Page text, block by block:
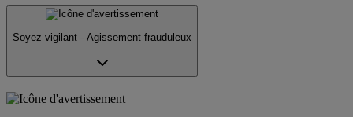
Soyez vigilant - Agissement frauduleux